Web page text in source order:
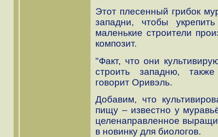
Этот плесенный грибок
западни, чтобы
маленькие строители
композит.
"Факт, что они
строить западню,
говорит Оривэль.
Добавим, что
пищу – известно у
целенаправленное
в новинку для биологов.